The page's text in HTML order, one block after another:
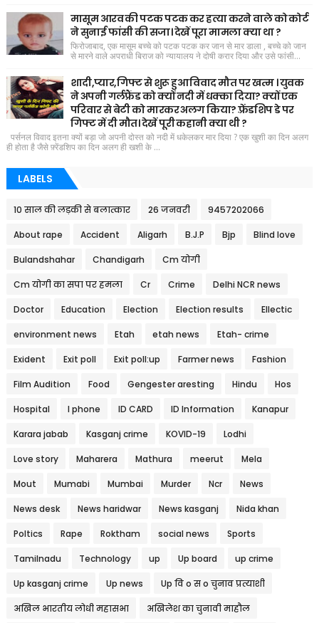
मासूम आरव की पटक पटक कर हत्या करने वाले को कोर्ट
ने सुनाई फांसी की सजा। देखें पूरा मामला क्या था ?
फिरोजाबाद, एक मासूम बच्चे को पटक पटक कर जान से मार डाला , बच्चे को जान
से मारने वाले अपराधी बिराज को न्यायालय ने दोषी करार दिया और उसे फांसी...
शादी,प्यार,गिफ्ट से शुरू हुआ विवाद मौत पर खत्म । युवक
ने अपनी गर्लफ्रैंड को क्यों नदी में धक्का दिया? क्यों एक
परिवार से बेटी को मारकर अलग किया? फ़्रेंडशिप डे पर
गिफ्ट में दी मौत। देखें पूरी कहानी क्या थी ?
पर्सनल विवाद इतना क्यों बड़ा जो अपनी दोस्त को नदी में धकेलकर मार दिया ? एक खुशी का दिन अलग
ही होता है जैसे फ़्रेंडशिप का दिन अलग ही खशी के ...
LABELS
10 साल की लड़की से बलात्कार 26 जनवरी 9457202066
About rape Accident Aligarh B.J.P Bjp Blind love
Bulandshahar Chandigarh Cm योगी
Cm योगी का सपा पर हमला Cr Crime Delhi NCR news
Doctor Education Election Election results Ellectic
environment news Etah etah news Etah- crime
Exident Exit poll Exit poll:up Farmer news Fashion
Film Audition Food Gengester aresting Hindu Hos
Hospital I phone ID CARD ID Information Kanapur
Karara jabab Kasganj crime KOVID-19 Lodhi
Love story Maharera Mathura meerut Mela
Mout Mumabi Mumbai Murder Ncr News
News desk News haridwar News kasganj Nida khan
Poltics Rape Roktham social news Sports
Tamilnadu Technology up Up board up crime
Up kasganj crime Up news Up वि o स o चुनाव प्रत्याशी
अखिल भारतीय लोधी महासभा अखिलेश का चुनावी माहौल